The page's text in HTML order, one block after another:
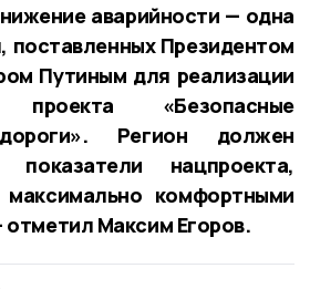
аварийности — одна
поставленных Президентом
Путиным для реализации
проекта «Безопасные
Регион должен
нацпроекта,
комфортными
Максим Егоров.